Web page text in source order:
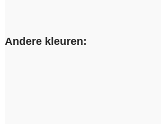
Andere kleuren: